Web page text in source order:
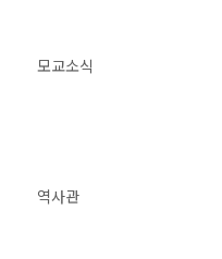
모교소식
역사관